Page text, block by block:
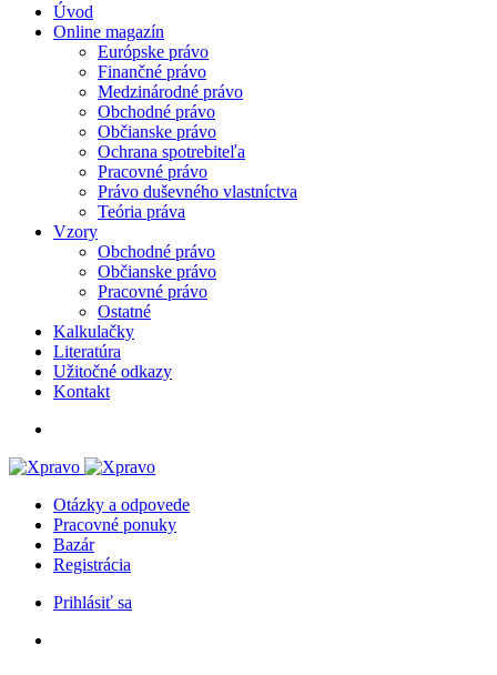
Úvod
Online magazín
Európske právo
Finančné právo
Medzinárodné právo
Obchodné právo
Občianske právo
Ochrana spotrebiteľa
Pracovné právo
Právo duševného vlastníctva
Teória práva
Vzory
Obchodné právo
Občianske právo
Pracovné právo
Ostatné
Kalkulačky
Literatúra
Užitočné odkazy
Kontakt
Otázky a odpovede
Pracovné ponuky
Bazár
Registrácia
Prihlásiť sa